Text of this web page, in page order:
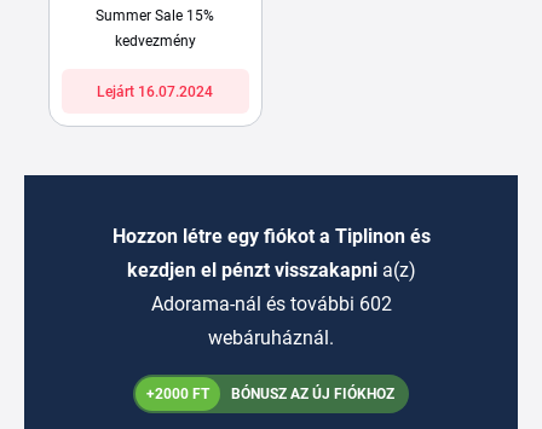
Summer Sale 15%
kedvezmény
Lejárt 16.07.2024
Hozzon létre egy fiókot a Tiplinon és
kezdjen el pénzt visszakapni a(z)
Adorama-nál és további 602
webáruháznál.
+2000 FT BÓNUSZ AZ ÚJ FIÓKHOZ